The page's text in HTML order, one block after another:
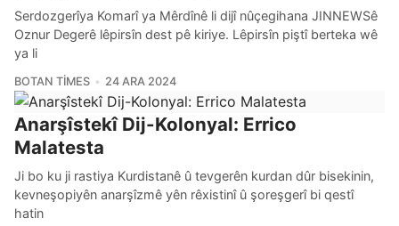
Serdozgerîya Komarî ya Mêrdînê li dijî nûçegihana JINNEWSê
Oznur Degerê lêpirsîn dest pê kiriye. Lêpirsîn piştî berteka wê
ya li
BOTAN TIMES 24 ARA 2024
Anarşîstekî Dij-Kolonyal: Errico
Malatesta
Ji bo ku ji rastiya Kurdistanê û tevgerên kurdan dûr bisekinin,
kevneşopiyên anarşîzmê yên rêxistinî û şoreşgerî bi qestî
hatin